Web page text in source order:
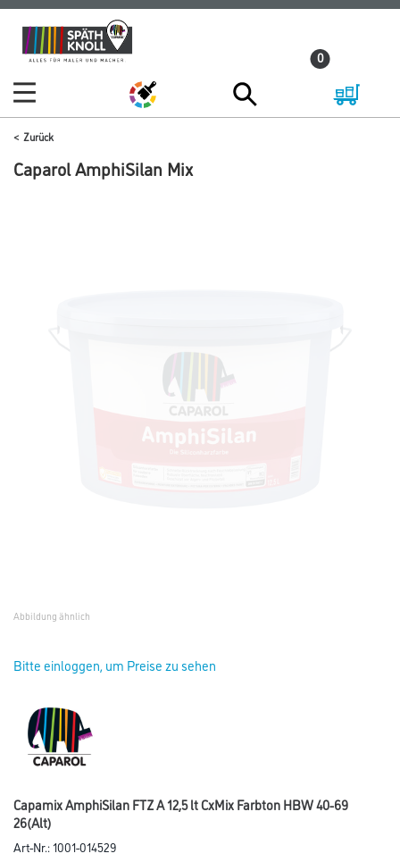
Zum
Inhalt
Zum
Navigationsmenü
0
Zurück
Caparol AmphiSilan Mix
Abbildung ähnlich
Bitte einloggen, um Preise zu sehen
Capamix AmphiSilan FTZ A 12,5 lt CxMix Farbton HBW 40-69
26(Alt)
Art-Nr.:1001-014529